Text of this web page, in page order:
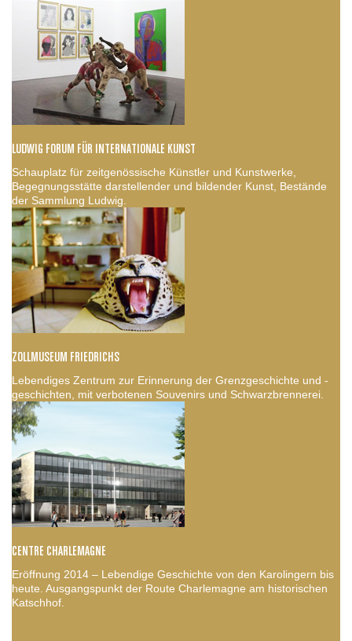
LUDWIG FORUM FÜR INTERNATIONALE KUNST
Schauplatz für zeitgenössische Künstler und Kunstwerke,
Begegnungsstätte darstellender und bildender Kunst, Bestände
der Sammlung Ludwig.
ZOLLMUSEUM FRIEDRICHS
Lebendiges Zentrum zur Erinnerung der Grenzgeschichte und -
geschichten, mit verbotenen Souvenirs und Schwarzbrennerei.
CENTRE CHARLEMAGNE
Eröffnung 2014 – Lebendige Geschichte von den Karolingern bis
heute. Ausgangspunkt der Route Charlemagne am historischen
Katschhof.